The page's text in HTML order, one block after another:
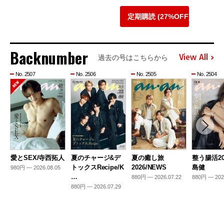
定期購読 (27%OFF)
Backnumber 過去の号はこちらから View All
No. 2507
愛とSEX/寺西拓人
980円 — 2026.08.05
No. 2506
夏のチャージ&デ
トックスRecipe/K
…
880円 — 2026.07.29
No. 2505
夏の癒し旅
2026/NEWS
880円 — 2026.07.22
No. 2504
整う腸活
島健
880円 —